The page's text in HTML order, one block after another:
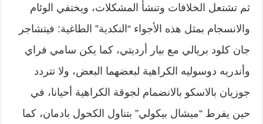
ثم تشتعل الخلافات وتنشأ المشكلات، ويختفي الوئام
والانسجام بمثل هذه الأجواء “النكدية” الطاغية: فيتشاجر
جان كلود بريالي مع بيار أرديتي، كما يكن سامي فراي
وأندريه دوسوليه الكراهية لبعضهما البعض، ولا تتردد
جوزيان بالاسكو بالانضمام لجوقة الكراهية أحيانا، في
حين يفرط “ميشال بيكولي” بتناول الكحول بادمان، كما